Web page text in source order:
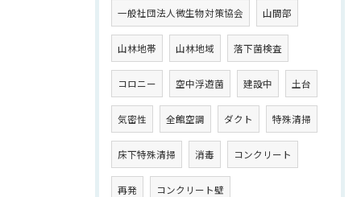
一般社団法人微生物対策協会 山間部
山林地帯 山林地域 落下菌検査
コロニー 空中浮遊菌 建設中 土台
気密性 全館空調 ダクト 特殊清掃
床下特殊清掃 消毒 コンクリート
再発 コンクリート壁